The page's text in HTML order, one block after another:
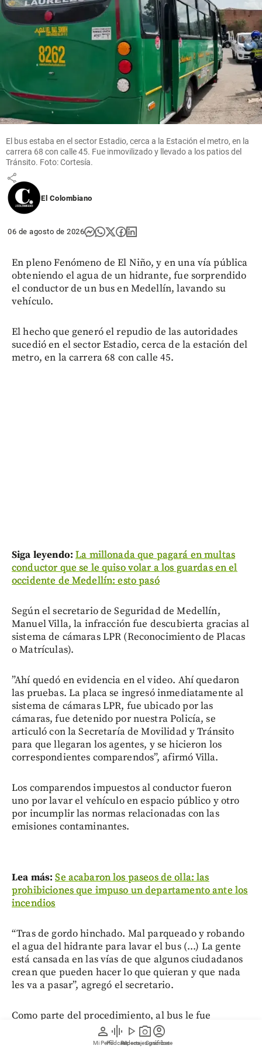
person
Mi Perfil
graphic_eq
Pódcast
play_arrow
Videos
photo_camera
Reportajes gráficos
account_circle
Suscríbete
Entretenimiento
¡Está muy
cambiada!
Epa Colombia
redes y
parece otra
share
El bus estaba en el sector Estadio, cerca a la Estación el metro, en la
carrera 68 con calle 45. Fue inmovilizado y llevado a los patios del
Tránsito. Foto: Cortesía.
El Colombiano
06 de agosto de 2026
En pleno Fenómeno de El Niño, y en una vía pública
obteniendo el agua de un hidrante, fue sorprendido
el conductor de un bus en Medellín, lavando su
vehículo.
El hecho que generó el repudio de las autoridades
sucedió en el sector Estadio, cerca de la estación del
metro, en la carrera 68 con calle 45.
Siga leyendo: La millonada que pagará en multas
conductor que se le quiso volar a los guardas en el
occidente de Medellín: esto pasó
Según el secretario de Seguridad de Medellín,
Manuel Villa, la infracción fue descubierta gracias al
sistema de cámaras LPR (Reconocimiento de Placas
o Matrículas).
”Ahí quedó en evidencia en el video. Ahí quedaron
las pruebas. La placa se ingresó inmediatamente al
sistema de cámaras LPR, fue ubicado por las
cámaras, fue detenido por nuestra Policía, se
articuló con la Secretaría de Movilidad y Tránsito
para que llegaran los agentes, y se hicieron los
correspondientes comparendos”, afirmó Villa.
Los comparendos impuestos al conductor fueron
uno por lavar el vehículo en espacio público y otro
por incumplir las normas relacionadas con las
emisiones contaminantes.
Lea más:Se acabaron los paseos de olla: las
prohibiciones que impuso un departamento ante los
incendios
“Tras de gordo hinchado. Mal parqueado y robando
el agua del hidrante para lavar el bus (...) La gente
está cansada en las vías de que algunos ciudadanos
crean que pueden hacer lo que quieran y que nada
les va a pasar”, agregó el secretario.
Como parte del procedimiento, al bus le fue
realizada una inspección para detectar si cumplía
con los parámetros de emisión de gases, la cual